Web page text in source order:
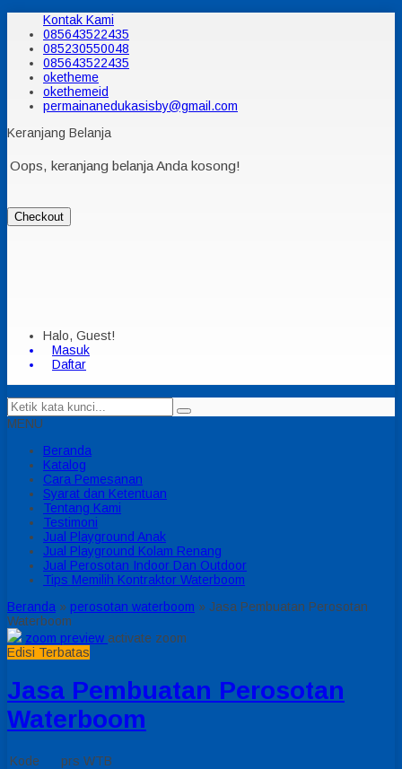
Kontak Kami
085643522435
085230550048
085643522435
oketheme
okethemeid
permainanedukasisby@gmail.com
Keranjang Belanja
Oops, keranjang belanja Anda kosong!
Checkout
Halo, Guest!
Masuk
Daftar
MENU
Beranda
Katalog
Cara Pemesanan
Syarat dan Ketentuan
Tentang Kami
Testimoni
Jual Playground Anak
Jual Playground Kolam Renang
Jual Perosotan Indoor Dan Outdoor
Tips Memilih Kontraktor Waterboom
Beranda » perosotan waterboom » Jasa Pembuatan Perosotan
Waterboom
zoom preview activate zoom
Edisi Terbatas
Jasa Pembuatan Perosotan
Waterboom
Kode
prs WTB